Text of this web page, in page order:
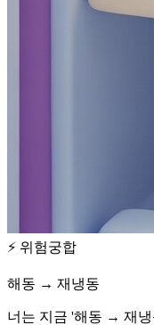
⚡ 위험궁합
해동 → 재냉동
너는 지금 '해동 → 재냉